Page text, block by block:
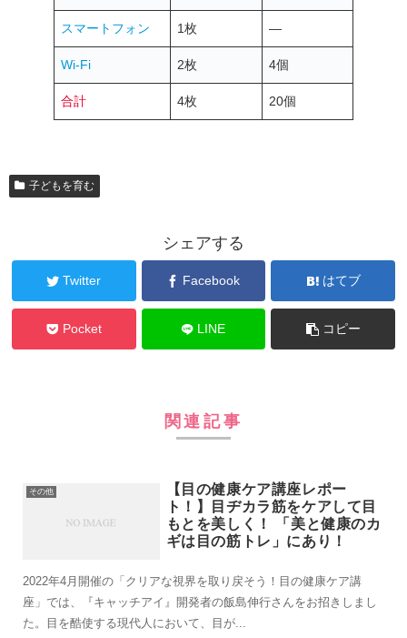
スマートフォン 1枚 ―
Wi-Fi 2枚 4個
合計 4枚 20個
子どもを育む
シェアする
Twitter Facebook はてブ
Pocket LINE コピー
関連記事
その他
【目の健康ケア講座レポー
ト！】目ヂカラ筋をケアして目
もとを美しく！ 「美と健康のカ
ギは目の筋トレ」にあり！
2022年4月開催の「クリアな視界を取り戻そう！目の健康ケア講
座」では、『キャッチアイ』開発者の飯島伸行さんをお招きしまし
た。目を酷使する現代人において、目が...